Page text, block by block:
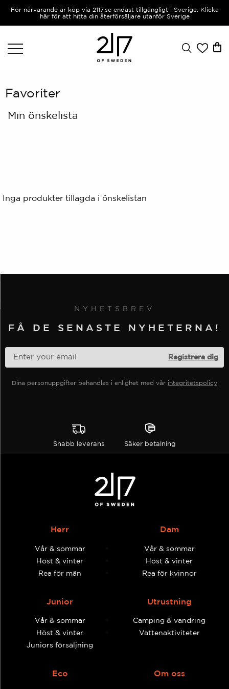
För närvarande är köp via 2117.se endast tillgängligt i Sverige. Klicka
här för att hitta din återförsäljare utanför Sverige
Favoriter
Min önskelista
Inga produkter tillagda i önskelistan
NYHETSBREV
FÅ DE SENASTE NYHETERNA!
Dina personuppgifter behandlas i enlighet med vår integritetspolicy
Snabb leverans Säker betalning
Herr
Vår & sommar
Höst & vinter
Rea för män
Dam
Vår & sommar
Höst & vinter
Rea för kvinnor
Junior
Vår & sommar
Höst & vinter
Juniors försäljning
Utrustning
Camping & vandring
Vattenaktiviteter
Eco Om oss